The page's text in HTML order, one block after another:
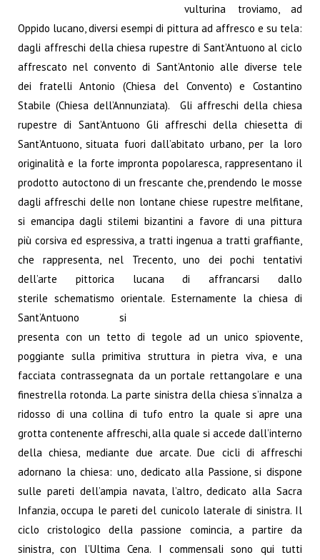
vulturina troviamo, ad
Oppido lucano, diversi esempi di pittura ad affresco e su tela:
dagli affreschi della chiesa rupestre di Sant’Antuono al ciclo
affrescato nel convento di Sant’Antonio alle diverse tele
dei fratelli Antonio (Chiesa del Convento) e Costantino
Stabile (Chiesa dell’Annunziata). Gli affreschi della chiesa
rupestre di Sant’Antuono Gli affreschi della chiesetta di
Sant’Antuono, situata fuori dall’abitato urbano, per la loro
originalità e la forte impronta popolaresca, rappresentano il
prodotto autoctono di un frescante che, prendendo le mosse
dagli affreschi delle non lontane chiese rupestre melfitane,
si emancipa dagli stilemi bizantini a favore di una pittura
più corsiva ed espressiva, a tratti ingenua a tratti graffiante,
che rappresenta, nel Trecento, uno dei pochi tentativi
dell’arte pittorica lucana di affrancarsi dallo
sterile schematismo orientale. Esternamente la chiesa di
Sant’Antuono si
presenta con un tetto di tegole ad un unico spiovente,
poggiante sulla primitiva struttura in pietra viva, e una
facciata contrassegnata da un portale rettangolare e una
finestrella rotonda. La parte sinistra della chiesa s’innalza a
ridosso di una collina di tufo entro la quale si apre una
grotta contenente affreschi, alla quale si accede dall’interno
della chiesa, mediante due arcate. Due cicli di affreschi
adornano la chiesa: uno, dedicato alla Passione, si dispone
sulle pareti dell’ampia navata, l’altro, dedicato alla Sacra
Infanzia, occupa le pareti del cunicolo laterale di sinistra. Il
ciclo cristologico della passione comincia, a partire da
sinistra, con l’Ultima Cena. I commensali sono qui tutti